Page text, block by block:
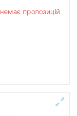
немає пропозицій